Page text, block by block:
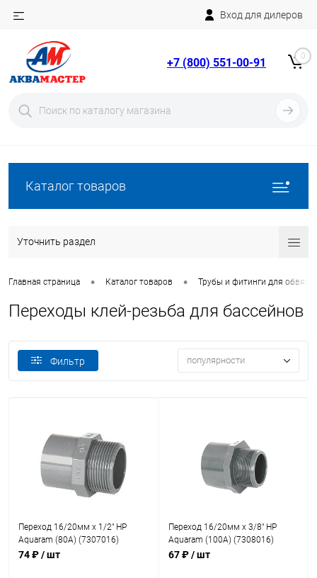
Вход для дилеров
+7 (800) 551-00-91 0
Каталог товаров
Уточнить раздел
Главная страница • Каталог товаров • Трубы и фитинги для
Переходы клей-резьба для бассейнов
Фильтр популярности
Переход 16/20мм x 1/2" НР
Aquaram (80А) (7307016)
74 ₽/ шт
Переход 16/20мм x 3/8" НР
Aquaram (100А) (7308016)
67 ₽/ шт